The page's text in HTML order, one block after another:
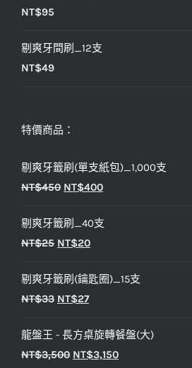
NT$95
剔爽牙間刷_12支
NT$49
特價商品：
剔爽牙籤刷(單支紙包)_1,000支
NT$450 原
價
格：
NT$400目
價
剔爽牙籤刷_40支
NT$25 原
價
格：
NT$20目
價
剔爽牙籤刷(鑰匙圈)_15支
NT$33 原
價
格：
NT$27目
價
格：
龍盤王 - 長方桌旋轉餐盤(大)
NT$3,500 原
NT$3,150目